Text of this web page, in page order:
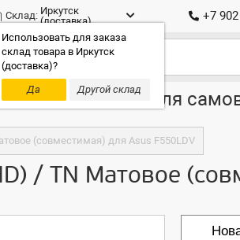
Склад: Иркутск
(доставка)
Использовать для заказа
склад товара в Иркутск
(доставка)?
Да
Другой склад
+7
Только доставка, для
(совместимая) для Asus F550LDV
/ TN Матовое